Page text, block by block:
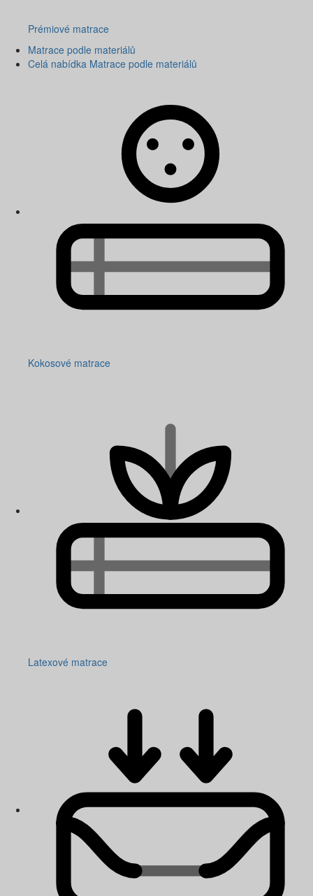
Prémiové matrace
Matrace podle materiálů
Celá nabídka Matrace podle materiálů
Kokosové matrace
Latexové matrace